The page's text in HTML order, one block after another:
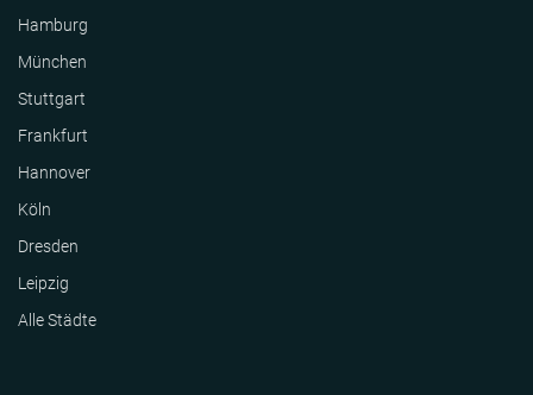
Hamburg
München
Stuttgart
Frankfurt
Hannover
Köln
Dresden
Leipzig
Alle Städte